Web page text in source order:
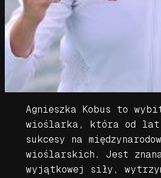
Agnieszka Kobus to
wioślarka, która od lat
sukcesy na
wioślarskich. Jest
wyjątkowej siły,